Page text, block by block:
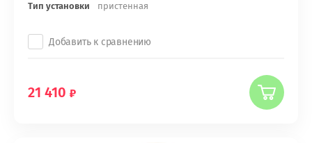
Тип установки пристенная
Добавить к сравнению
21 410